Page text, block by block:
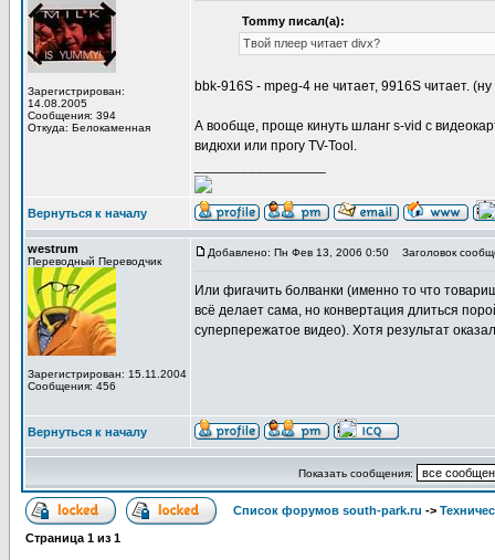
Зарегистрирован:
14.08.2005
Сообщения: 394
Откуда: Белокаменная
Tommy писал(а):
Твой плеер читает divx?
bbk-916S - mpeg-4 не читает, 9916S читает.
А вообще, проще кинуть шланг s-vid с
видюхи или прогу TV-Tool.
Вернуться к началу
westrum
Переводный Переводчик
Зарегистрирован: 15.11.2004
Сообщения: 456
Добавлено: Пн Фев 13, 2006 0:50 Заголовок
Или фигачить болванки (именно то что
всё делает сама, но конвертация длиться
суперпережатое видео). Хотя результат
Вернуться к началу
Показать сообщения:
Список форумов south-park.ru ->
Страница 1 из 1